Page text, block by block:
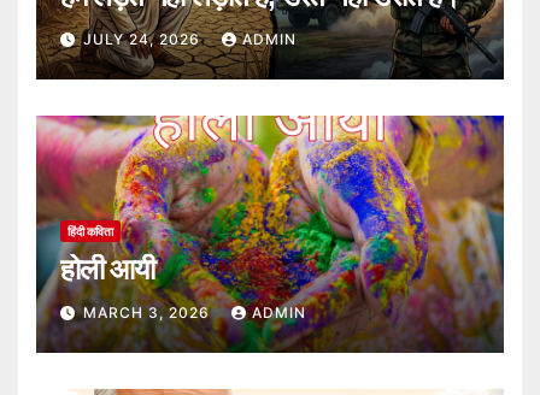
JULY 24, 2026 ADMIN
हिंदी कविता
होली आयी
MARCH 3, 2026 ADMIN